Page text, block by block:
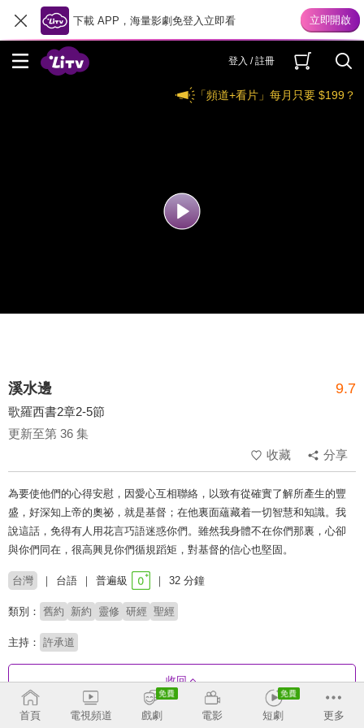
下載 APP，海量影劇免登入立即看
登入 / 註冊
「頻道+看片」每月只要 $199？
溪水邊 9.7
歌羅西書2章2-5節
更新至第 36 集
收藏
分享
為要使他們的心得安慰，因愛心互相聯絡，以致有從確實了解所產生的豐
盛，好深知上帝的奧祕，就是基督；在他裏面蘊藏着一切智慧和知識。我
說這話，免得有人用花言巧語迷惑你們。雖然我身體不在你們那裏，心卻
與你們同在，很高興見你們循規蹈矩，對基督的信心也堅固。
台灣 台語 普遍級 32 分鐘
類別： 舊約 新約 靈修 研經 聖經
主持： 許承道
收回
首頁 電視頻道 戲劇 電影 短劇 更多